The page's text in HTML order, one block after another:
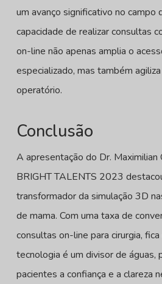
um avanço significativo no campo
capacidade de realizar consultas
on-line não apenas amplia o
especializado, mas também
operatório.
Conclusão
A apresentação do Dr. Maximilian
BRIGHT TALENTS 2023
transformador da simulação 3D
de mama. Com uma taxa de
consultas on-line para cirurgia,
tecnologia é um divisor de águas,
pacientes a confiança e a clareza